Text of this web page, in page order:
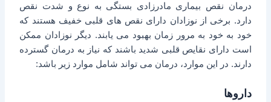
درمان نقص بیماری مادرزادی بستگی به نوع و شدت نقص
دارد. برخی از نوزادان دارای نقص های قلبی خفیف هستند که
خود به خود به مرور زمان بهبود می یابند. دیگر نوزادان ممکن
است دارای نقایص قلبی شدید باشند که نیاز به درمان گسترده
دارند. در این موارد، درمان می تواند شامل موارد زیر باشد:
داروها